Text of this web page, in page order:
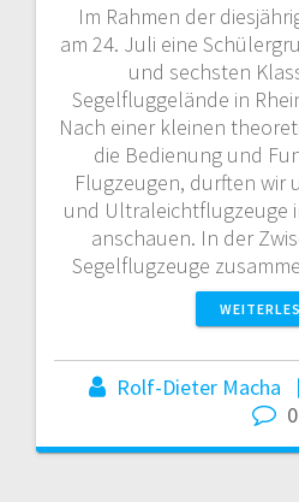
Im Rahmen der
am 24. Juli eine
und sechsten
Segelfluggelände in
Nach einer kleinen
die Bedienung und
Flugzeugen, durften wir
und Ultraleichtflugzeuge
anschauen. In der
Segelflugzeuge
Rolf-Dieter Macha
0